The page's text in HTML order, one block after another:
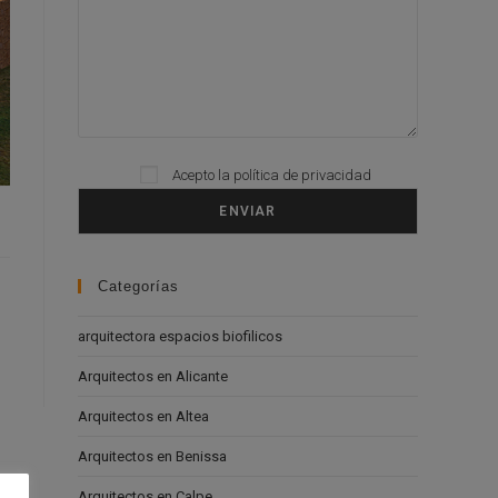
Please leave this field empty.
Acepto la política de privacidad
Categorías
arquitectora espacios biofilicos
Arquitectos en Alicante
Arquitectos en Altea
Arquitectos en Benissa